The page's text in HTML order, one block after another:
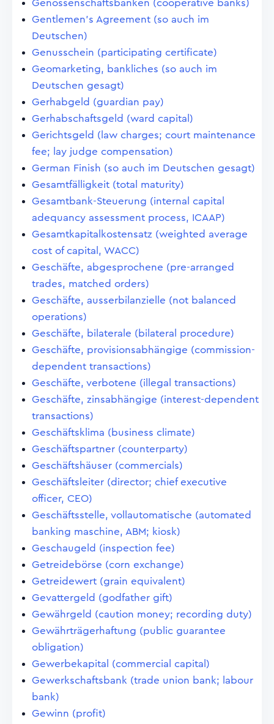
Genossenschaftsbanken (cooperative banks)
Gentlemen's Agreement (so auch im
Deutschen)
Genusschein (participating certificate)
Geomarketing, bankliches (so auch im
Deutschen gesagt)
Gerhabgeld (guardian pay)
Gerhabschaftsgeld (ward capital)
Gerichtsgeld (law charges; court maintenance
fee; lay judge compensation)
German Finish (so auch im Deutschen gesagt)
Gesamtfälligkeit (total maturity)
Gesamtbank-Steuerung (internal capital
adequancy assessment process, ICAAP)
Gesamtkapitalkostensatz (weighted average
cost of capital, WACC)
Geschäfte, abgesprochene (pre-arranged
trades, matched orders)
Geschäfte, ausserbilanzielle (not balanced
operations)
Geschäfte, bilaterale (bilateral procedure)
Geschäfte, provisionsabhängige (commission-
dependent transactions)
Geschäfte, verbotene (illegal transactions)
Geschäfte, zinsabhängige (interest-dependent
transactions)
Geschäftsklima (business climate)
Geschäftspartner (counterparty)
Geschäftshäuser (commercials)
Geschäftsleiter (director; chief executive
officer, CEO)
Geschäftsstelle, vollautomatische (automated
banking maschine, ABM; kiosk)
Geschaugeld (inspection fee)
Getreidebörse (corn exchange)
Getreidewert (grain equivalent)
Gevattergeld (godfather gift)
Gewährgeld (caution money; recording duty)
Gewährträgerhaftung (public guarantee
obligation)
Gewerbekapital (commercial capital)
Gewerkschaftsbank (trade union bank; labour
bank)
Gewinn (profit)